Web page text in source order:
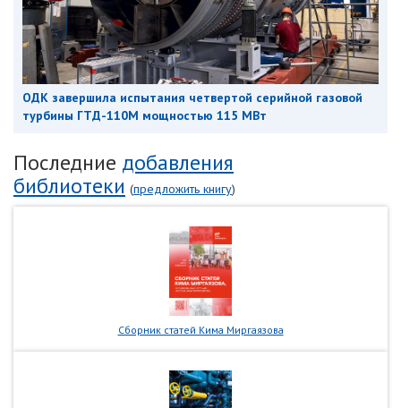
ОДК завершила испытания четвертой серийной газовой
турбины ГТД-110М мощностью 115 МВт
Последние добавления
библиотеки (предложить книгу)
Сборник статей Кима Миргаязова